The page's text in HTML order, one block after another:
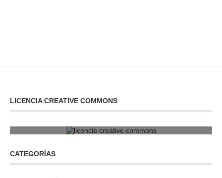
LICENCIA CREATIVE COMMONS
CATEGORÍAS